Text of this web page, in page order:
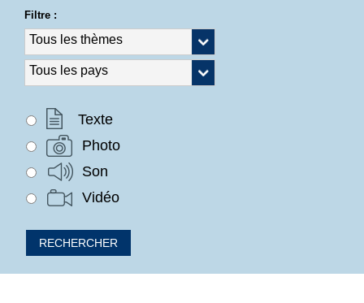
Filtre :
Texte
Photo
Son
Vidéo